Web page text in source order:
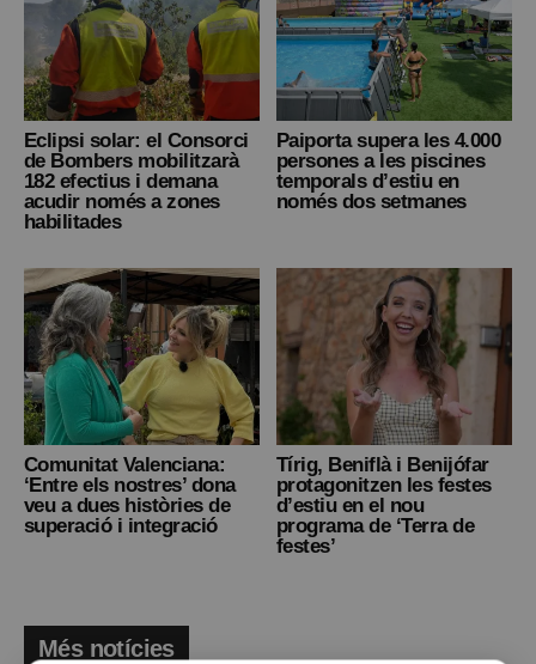
Eclipsi solar: el Consorci
de Bombers mobilitzarà
182 efectius i demana
acudir només a zones
habilitades
Paiporta supera les 4.000
persones a les piscines
temporals d’estiu en
només dos setmanes
Comunitat Valenciana:
‘Entre els nostres’ dona
veu a dues històries de
superació i integració
Tírig, Beniflà i Benijófar
protagonitzen les festes
d’estiu en el nou
programa de ‘Terra de
festes’
Més notícies